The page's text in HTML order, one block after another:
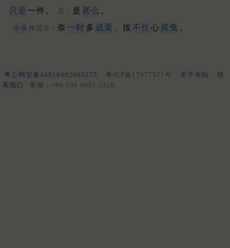
只是 一件。 旦： 是 甚么 。
小旦 作迟介： 奈 一时 多 战栗 。按 不住 心摇曳 。
粤公网安备44010402003275 粤ICP备17077571号 关于本站
联
系我们
客服：+86 136 0901 3320